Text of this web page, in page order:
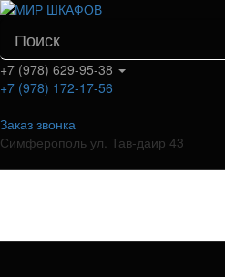
+7 (978) 629-95-38
+7 (978) 172-17-56
Заказ звонка
Симферополь ул. Тав-даир 43